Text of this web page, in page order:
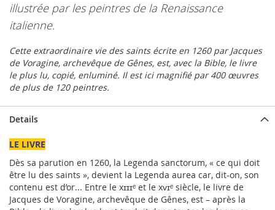
illustrée par les peintres de la Renaissance
italienne.
Cette extraordinaire vie des saints écrite en 1260 par Jacques
de Voragine, archevêque de Gênes, est, avec la Bible, le livre
le plus lu, copié, enluminé. Il est ici magnifié par 400 œuvres
de plus de 120 peintres.
Details
LE LIVRE
Dès sa parution en 1260, la Legenda sanctorum, « ce qui doit
être lu des saints », devient la Legenda aurea car, dit-on, son
contenu est d’or... Entre le xɪɪɪᵉ et le xᴠɪᵉ siècle, le livre de
Jacques de Voragine, archevêque de Gênes, est – après la